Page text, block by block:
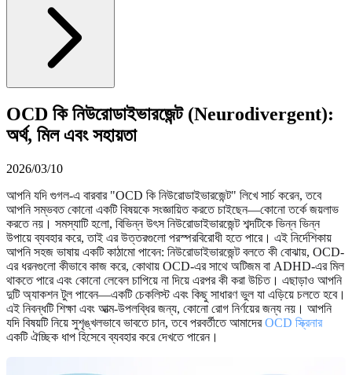
OCD কি নিউরোডাইভারজেন্ট (Neurodivergent):
অর্থ, মিল এবং সহায়তা
2026/03/10
আপনি যদি গুগল-এ বারবার "OCD কি নিউরোডাইভারজেন্ট" লিখে সার্চ করেন, তবে
আপনি সম্ভবত কোনো একটি বিষয়কে সংজ্ঞায়িত করতে চাইছেন—কোনো তর্কে জয়লাভ
করতে নয়। সমস্যাটি হলো, বিভিন্ন উৎস নিউরোডাইভারজেন্ট শব্দটিকে ভিন্ন ভিন্ন
উপায়ে ব্যবহার করে, তাই এর উত্তরগুলো পরস্পরবিরোধী হতে পারে। এই নির্দেশিকায়
আপনি সহজ ভাষায় একটি কাঠামো পাবেন: নিউরোডাইভারজেন্ট বলতে কী বোঝায়, OCD-
এর ধরনগুলো কীভাবে কাজ করে, কোথায় OCD-এর সাথে অটিজম বা ADHD-এর মিল
থাকতে পারে এবং কোনো লেবেল চাপিয়ে না দিয়ে এরপর কী করা উচিত। এছাড়াও আপনি
দুটি অ্যাকশন টুল পাবেন—একটি চেকলিস্ট এবং কিছু সাধারণ ভুল যা এড়িয়ে চলতে হবে।
এই নিবন্ধটি শিক্ষা এবং আত্ম-উপলব্ধির জন্য, কোনো রোগ নির্ণয়ের জন্য নয়। আপনি
যদি বিষয়টি নিয়ে সুশৃঙ্খলভাবে ভাবতে চান, তবে পরবর্তীতে আমাদেরOCD স্ক্রিনার
একটি ঐচ্ছিক ধাপ হিসেবে ব্যবহার করে দেখতে পারেন।